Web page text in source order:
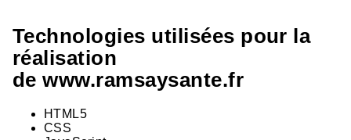
Technologies utilisées pour la
réalisation
de www.ramsaysante.fr
HTML5
CSS